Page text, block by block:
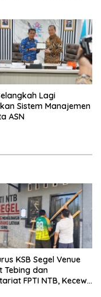
Lagi
Sistem Manajemen
ASN
KSB Segel Venue
Tebing dan
FPTI NTB, Kecewa